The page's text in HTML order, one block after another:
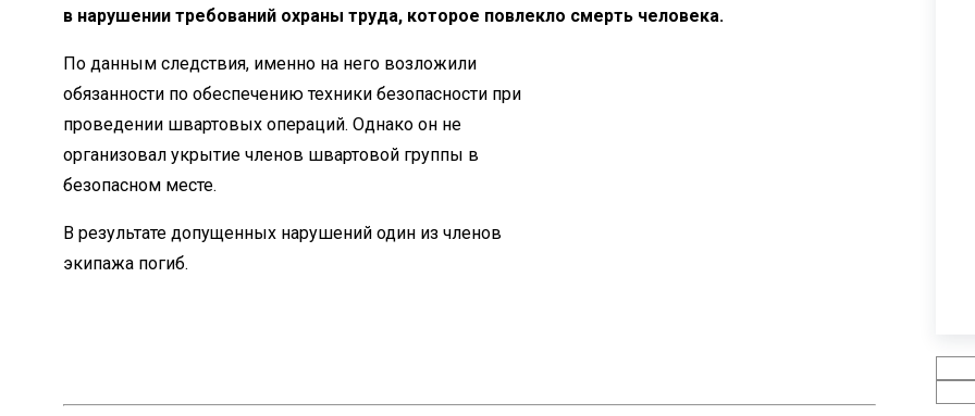
в нарушении требований охраны труда, которое повлекло смерть человека.
По данным следствия, именно на него возложили
обязанности по обеспечению техники безопасности при
проведении швартовых операций. Однако он не
организовал укрытие членов швартовой группы в
безопасном месте.
В результате допущенных нарушений один из членов
экипажа погиб.